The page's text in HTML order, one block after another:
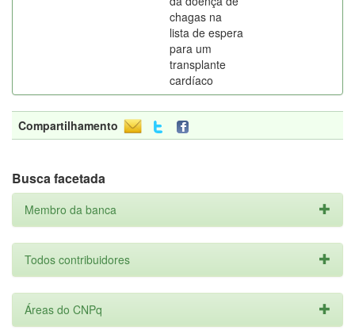
chagas na
lista de espera
para um
transplante
cardíaco
Compartilhamento
Busca facetada
Membro da banca
Todos contribuidores
Áreas do CNPq